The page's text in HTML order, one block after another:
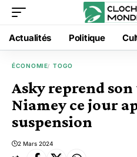
Actualités Politique
ÉCONOMIE TOGO
Asky reprend
Niamey ce jour
suspension
2 Mars 2024